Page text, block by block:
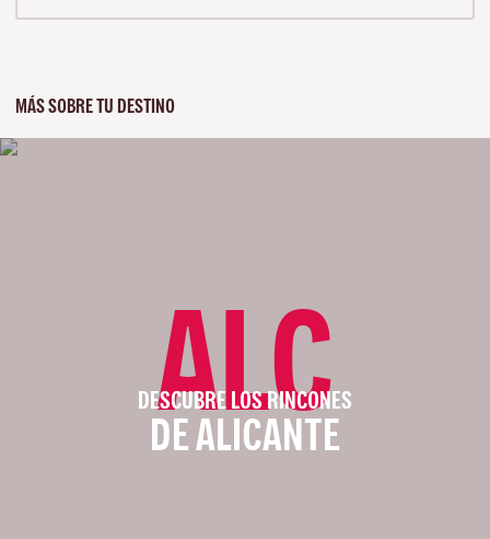
MÁS SOBRE TU DESTINO
ALC
DESCUBRE LOS RINCONES
DE ALICANTE